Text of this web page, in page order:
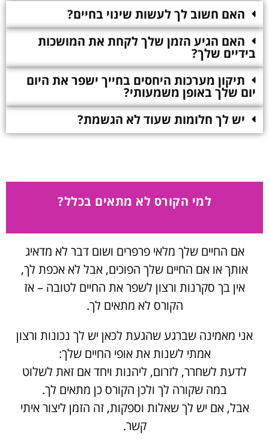
האם חשוב לך לעשות שינוי בחיים?
האם הגיע הזמן שלך לקחת את המושכות
בידיים שלך?
תיקון מערכות היחסים בחייך ישפר את היום
יום שלך באופן משמעותי?
יש לך חלומות שעוד לא הגשמת?
למי הקורס לא מתאים בכלל?
אם החיים שלך מלאי פרפרים ושום דבר לא מדאיג
אותך או אם החיים שלך הפוכים, אבל לא אכפת לך,
אין בך סקרנות ורצון לשפר את החיים לטובה – אז
הקורס לא מתאים לך.
אני מאמינה שברגע שהגעת לכאן יש לך נכונות ורצון
אמתי לשנות את אופי החיים שלך:
לדעת לשחרר, לזרום, ליהנות ויחד אם זאת לשלוט
במה שקורה לך ולכן הקורס כן מתאים לך.
אבל, אם יש לך שאלות וספקות, זה הזמן ליצור איתי
קשר.